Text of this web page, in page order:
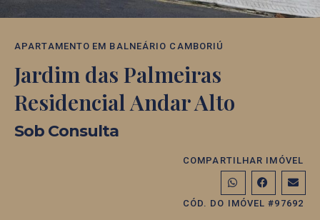
APARTAMENTO EM BALNEÁRIO CAMBORIÚ
Jardim das Palmeiras
Residencial Andar Alto
Sob Consulta
COMPARTILHAR IMÓVEL
CÓD. DO IMÓVEL #97692